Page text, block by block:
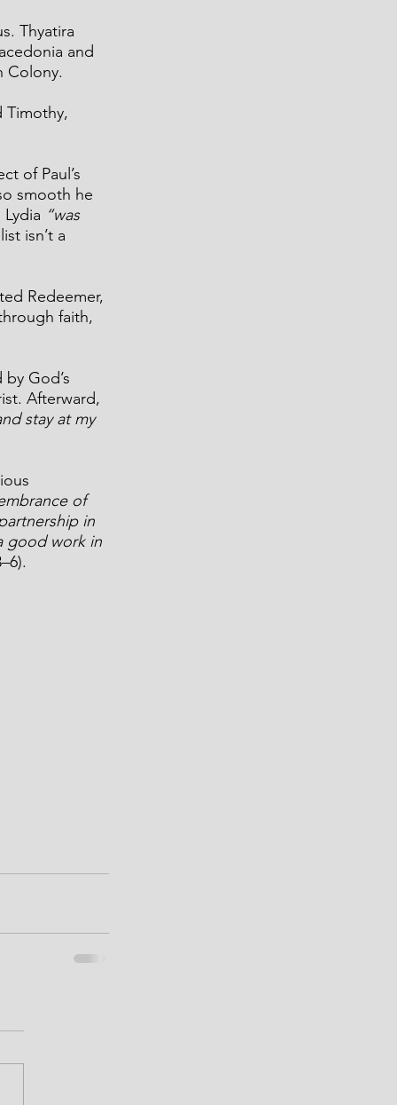
Thyatira
and
Colony.
Timothy,
of Paul’s
smooth he
“was
isn’t a
Redeemer,
faith,
God’s
Afterward,
stay at my
of
in
good work in